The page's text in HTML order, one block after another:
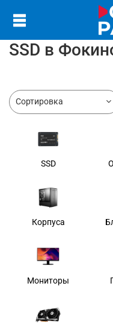
SSD в
SSD
Корпуса
Мониторы